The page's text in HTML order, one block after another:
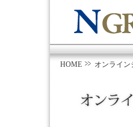
HOME オンライン